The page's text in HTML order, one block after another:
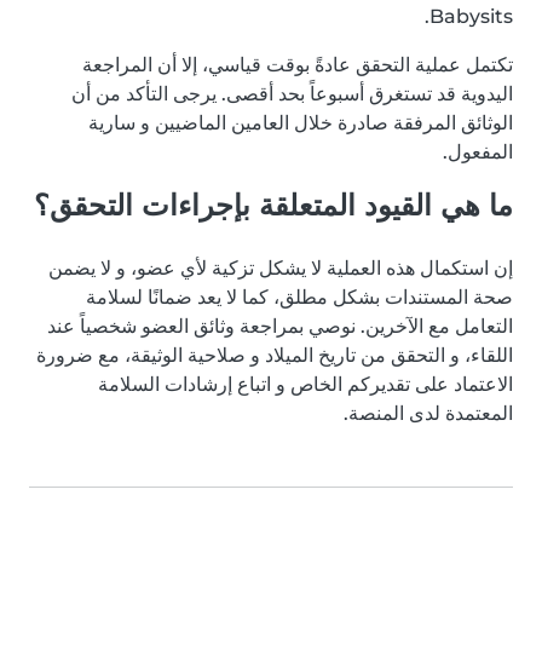
Babysits.
تكتمل عملية التحقق عادةً بوقت قياسي، إلا أن المراجعة
اليدوية قد تستغرق أسبوعاً بحد أقصى. يرجى التأكد من أن
الوثائق المرفقة صادرة خلال العامين الماضيين و سارية
المفعول.
ما هي القيود المتعلقة بإجراءات التحقق؟
إن استكمال هذه العملية لا يشكل تزكية لأي عضو، و لا يضمن
صحة المستندات بشكل مطلق، كما لا يعد ضمانًا لسلامة
التعامل مع الآخرين. نوصي بمراجعة وثائق العضو شخصياً عند
اللقاء، و التحقق من تاريخ الميلاد و صلاحية الوثيقة، مع ضرورة
الاعتماد على تقديركم الخاص و اتباع إرشادات السلامة
المعتمدة لدى المنصة.